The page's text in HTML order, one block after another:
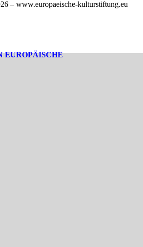
– www.europaeische-kulturstiftung.eu
EUROPÄISCHE